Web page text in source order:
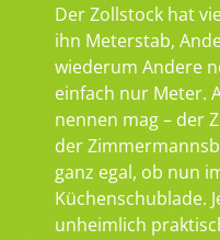
Der Zollstock hat
ihn Meterstab,
wiederum Andere
einfach nur Meter.
nennen mag – der
der
ganz egal, ob nun
Küchenschublade.
unheimlich